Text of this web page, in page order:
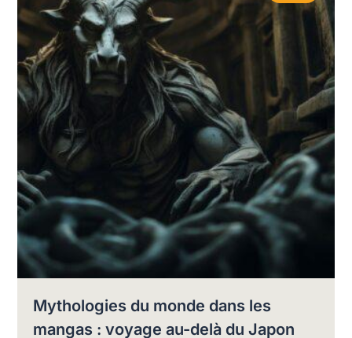
Mythologies du monde dans les
mangas : voyage au-delà du Japon